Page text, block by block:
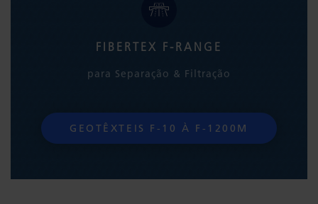
FIBERTEX F-RANGE
para Separação & Filtração
GEOTÊXTEIS F-10 À F-1200M